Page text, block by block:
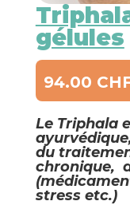
gélules
94.00
Le Triphala
du
chronique,
stress etc.)